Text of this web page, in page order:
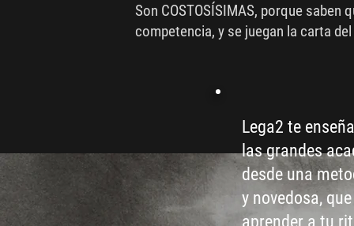
Son COSTOSÍSIMAS, porque saben
competencia, y se juegan la carta
Lega2 te
las grandes
desde una
y novedosa,
aprender a tu